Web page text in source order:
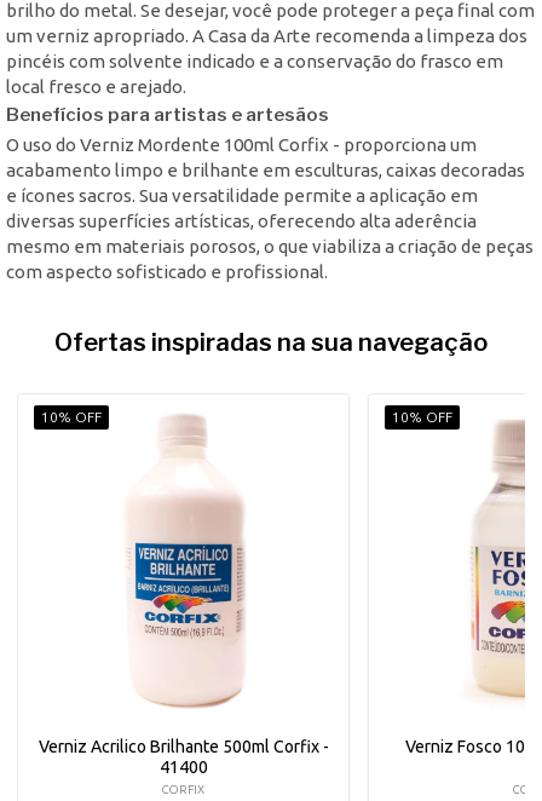
brilho do metal. Se desejar, você pode proteger a peça final com
um verniz apropriado. A Casa da Arte recomenda a limpeza dos
pincéis com solvente indicado e a conservação do frasco em
local fresco e arejado.
Benefícios para artistas e artesãos
O uso do Verniz Mordente 100ml Corfix - proporciona um
acabamento limpo e brilhante em esculturas, caixas decoradas
e ícones sacros. Sua versatilidade permite a aplicação em
diversas superfícies artísticas, oferecendo alta aderência
mesmo em materiais porosos, o que viabiliza a criação de peças
com aspecto sofisticado e profissional.
Ofertas inspiradas na sua navegação
10% OFF
Verniz Acrilico Brilhante 500ml Corfix -
41400
CORFIX
10% OFF
Verniz Fosco